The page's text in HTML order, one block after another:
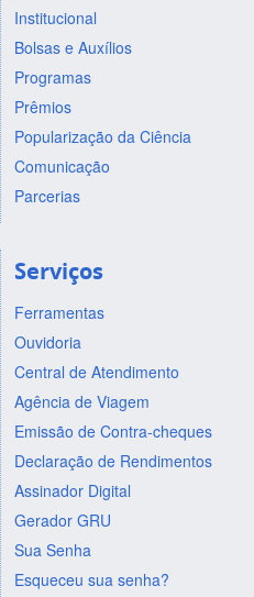
Institucional
Bolsas e Auxílios
Programas
Prêmios
Popularização da Ciência
Comunicação
Parcerias
Serviços
Ferramentas
Ouvidoria
Central de Atendimento
Agência de Viagem
Emissão de Contra-cheques
Declaração de Rendimentos
Assinador Digital
Gerador GRU
Sua Senha
Esqueceu sua senha?